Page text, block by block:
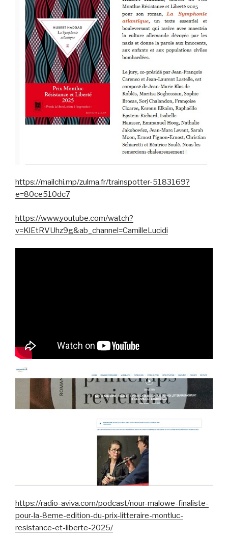
https://mailchi.mp/zulma.fr/trainspotter-5183169?
e=80ce510dc7
https://www.youtube.com/watch?
v=KlEtRVUhz9g&ab_channel=CamilleLucidi
https://radio-aviva.com/podcast/nour-malowe-finaliste-
pour-la-8eme-edition-du-prix-litteraire-montluc-
resistance-et-liberte-2025/